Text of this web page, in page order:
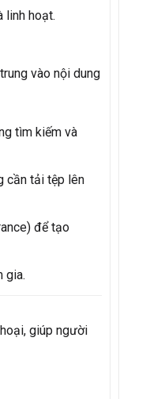
linh hoạt.
vào nội dung
tìm kiếm và
cần tải tệp lên
để tạo
gia.
giúp người